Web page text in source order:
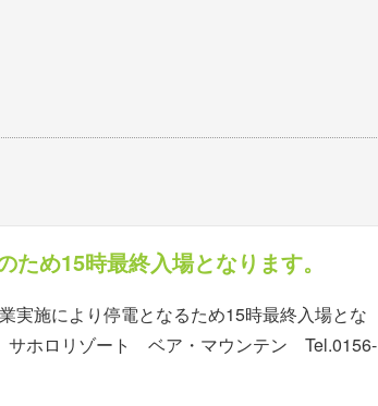
め15時最終入場となります。
実施により停電となるため15時最終入場とな
サホロリゾート ベア・マウンテン Tel.0156-